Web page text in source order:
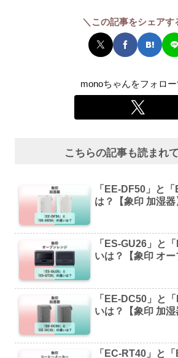
＼この記事をシェアす
monoちゃんをフォロー
こちらの記事も読まれ
「EE-DF50」と
は？【象印 加湿器
「ES-GU26」と
いは？【象印 オー
「EE-DC50」と
いは？【象印 加湿
「EC-RT40」と